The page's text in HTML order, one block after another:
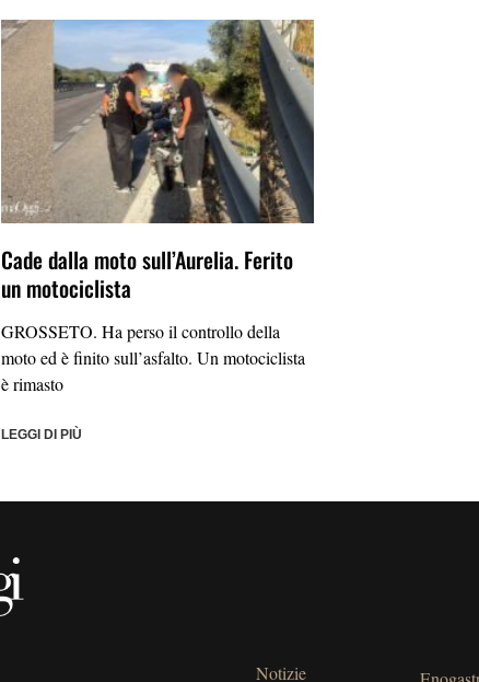
Cade dalla moto sull’Aurelia. Ferito
un motociclista
GROSSETO. Ha perso il controllo della
moto ed è finito sull’asfalto. Un motociclista
è rimasto
LEGGI DI PIÙ
Notizie